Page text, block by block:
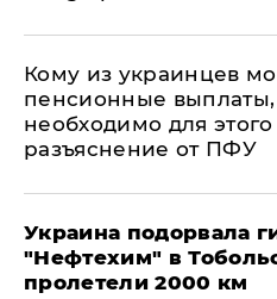
Кому из украинцев
пенсионные выплаты,
необходимо для этого
разъяснение от ПФУ
Украина подорвала
"Нефтехим" в
пролетели 2000 км